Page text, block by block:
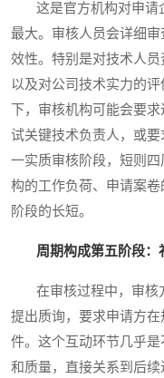
这是官方机构对申请
最大。审核人员会详细
效性。特别是对技术人
以及对公司技术实力的
下，审核机构可能会要
试关键技术负责人，或
一实质审核阶段，短则
构的工作负荷、申请案
阶段的长短。
周期构成第五阶段
在审核过程中，审核
提出质询，要求申请方
件。这个互动环节几乎
和质量，直接关系到后